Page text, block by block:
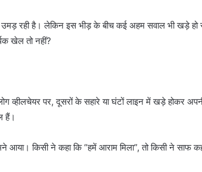
उमड़ रही है। लेकिन इस भीड़ के बीच कई अहम सवाल भी खड़े
खेल तो नहीं?
व्हीलचेयर पर, दूसरों के सहारे या घंटों लाइन में खड़े होकर
हैं।
आया। किसी ने कहा कि “हमें आराम मिला”, तो किसी ने साफ